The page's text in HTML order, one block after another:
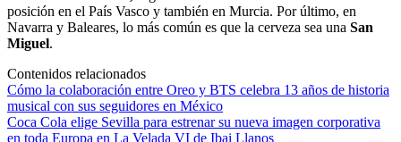
posición en el País Vasco y también en Murcia. Por último, en
Navarra y Baleares, lo más común es que la cerveza sea una San
Miguel.
Contenidos relacionados
Cómo la colaboración entre Oreo y BTS celebra 13 años de historia
musical con sus seguidores en México
Coca Cola elige Sevilla para estrenar su nueva imagen corporativa
en toda Europa en La Velada VI de Ibai Llanos